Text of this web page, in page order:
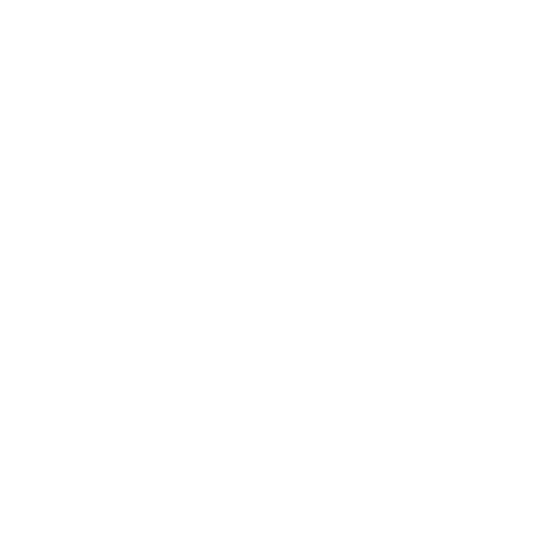
service possible, nous utilisons
selon la fréquentation.